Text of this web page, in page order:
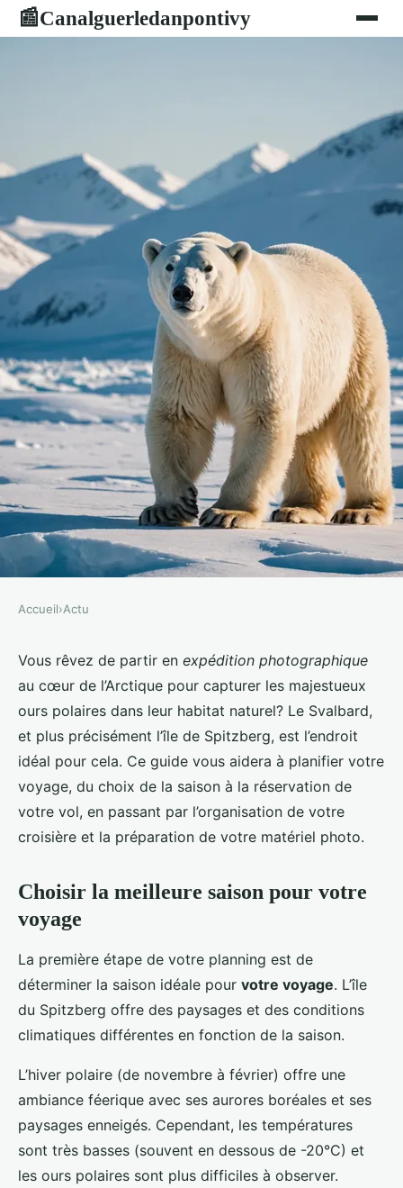
📰Canalguerledanpontivy
Comment planifier une
expédition pour photographier
les ours polaires au Svalbard?
Nina• 2 octobre 2024 •6 min de lecture
Accueil›Actu
Vous rêvez de partir en expédition photographique
au cœur de l’Arctique pour capturer les majestueux
ours polaires dans leur habitat naturel? Le Svalbard,
et plus précisément l’île de Spitzberg, est l’endroit
idéal pour cela. Ce guide vous aidera à planifier votre
voyage, du choix de la saison à la réservation de
votre vol, en passant par l’organisation de votre
croisière et la préparation de votre matériel photo.
Choisir la meilleure saison pour votre
voyage
La première étape de votre planning est de
déterminer la saison idéale pour votre voyage. L’île
du Spitzberg offre des paysages et des conditions
climatiques différentes en fonction de la saison.
L’hiver polaire (de novembre à février) offre une
ambiance féerique avec ses aurores boréales et ses
paysages enneigés. Cependant, les températures
sont très basses (souvent en dessous de -20°C) et
les ours polaires sont plus difficiles à observer.